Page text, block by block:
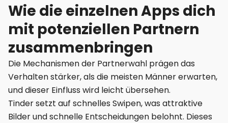
Wie die einzelnen Apps dich
mit potenziellen Partnern
zusammenbringen
Die Mechanismen der Partnerwahl prägen das
Verhalten stärker, als die meisten Männer erwarten,
und dieser Einfluss wird leicht übersehen.
Tinder setzt auf schnelles Swipen, was attraktive
Bilder und schnelle Entscheidungen belohnt. Dieses